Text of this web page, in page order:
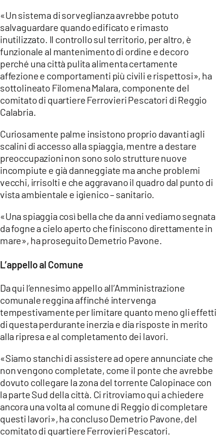
«Un sistema di sorveglianza avrebbe potuto
salvaguardare quando edificato e rimasto
inutilizzato. Il controllo sul territorio, per altro, è
funzionale al mantenimento di ordine e decoro
perché una città pulita alimenta certamente
affezione e comportamenti più civili e rispettosi», ha
sottolineato Filomena Malara, componente del
comitato di quartiere Ferrovieri Pescatori di Reggio
Calabria.
Curiosamente palme insistono proprio davanti agli
scalini di accesso alla spiaggia, mentre a destare
preoccupazioni non sono solo strutture nuove
incompiute e già danneggiate ma anche problemi
vecchi, irrisolti e che aggravano il quadro dal punto di
vista ambientale e igienico – sanitario.
«Una spiaggia così bella che da anni vediamo segnata
da fogne a cielo aperto che finiscono direttamente in
mare», ha proseguito Demetrio Pavone.
L’appello al Comune
Da qui l’ennesimo appello all’Amministrazione
comunale reggina affinché intervenga
tempestivamente per limitare quanto meno gli effetti
di questa perdurante inerzia e dia risposte in merito
alla ripresa e al completamento dei lavori.
«Siamo stanchi di assistere ad opere annunciate che
non vengono completate, come il ponte che avrebbe
dovuto collegare la zona del torrente Calopinace con
la parte Sud della città. Ci ritroviamo qui a chiedere
ancora una volta al comune di Reggio di completare
questi lavori», ha concluso Demetrio Pavone, del
comitato di quartiere Ferrovieri Pescatori.